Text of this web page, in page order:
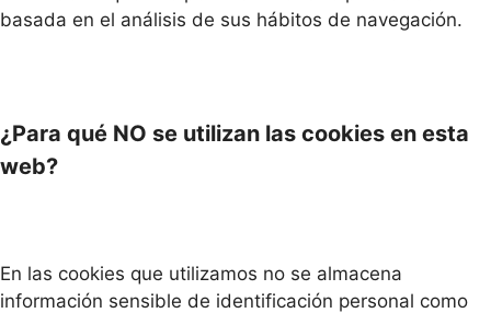
basada en el análisis de sus hábitos de navegación.
¿Para qué NO se utilizan las cookies en esta
web?
En las cookies que utilizamos no se almacena
información sensible de identificación personal como